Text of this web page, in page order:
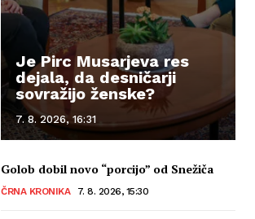
Je Pirc Musarjeva res
dejala, da desničarji
sovražijo ženske?
7. 8. 2026, 16:31
Golob dobil novo “porcijo” od Snežiča
ČRNA KRONIKA 7. 8. 2026, 15:30